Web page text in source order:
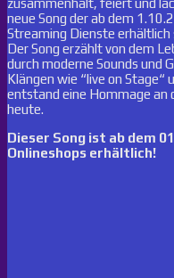
neue Song der ab dem
Streaming Dienste erhältlich
Der Song erzählt von dem
durch moderne Sounds und
Klängen wie “live on Stage“
entstand eine Hommage an
heute.
Dieser Song ist ab dem
Onlineshops erhältlich!